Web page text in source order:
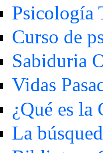
Psicología
Curso de
Sabiduria
Vidas
¿Qué es la
La